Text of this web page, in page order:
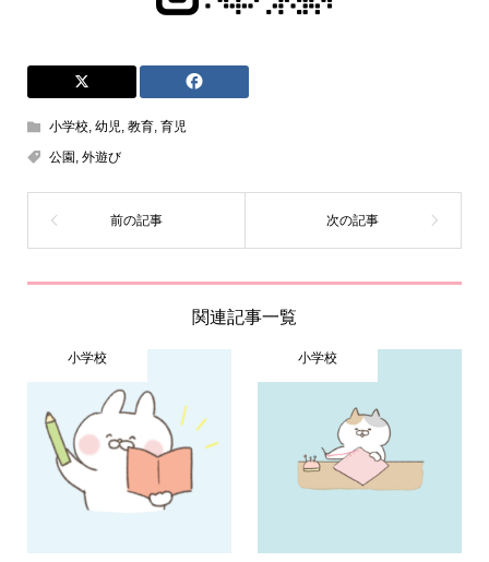
小学校, 幼児, 教育, 育児
公園 , 外遊び
関連記事一覧
小学校 小学校